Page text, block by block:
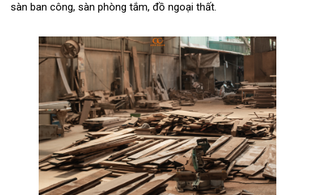
sàn ban công, sàn phòng tắm, đồ ngoại thất.